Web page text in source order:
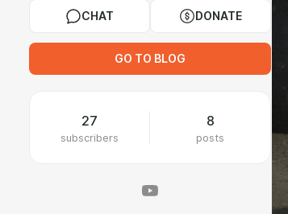
CHAT DONATE
GO TO BLOG
27
subscribers
8
posts